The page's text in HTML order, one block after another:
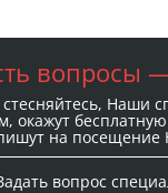
вопросы
Наши
окажут
на посещение
вопрос